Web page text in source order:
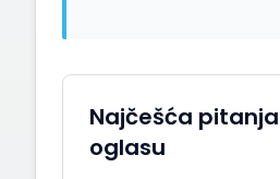
Najčešća
oglasu